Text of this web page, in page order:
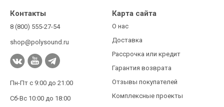
Контакты
8 (800) 555-27-54
shop@polysound.ru
Пн-Пт с 9:00 до 21:00
Сб-Вс 10:00 до 18:00
Карта сайта
О нас
Доставка
Рассрочка или кредит
Гарантия возврата
Отзывы покупателей
Комплексные проекты